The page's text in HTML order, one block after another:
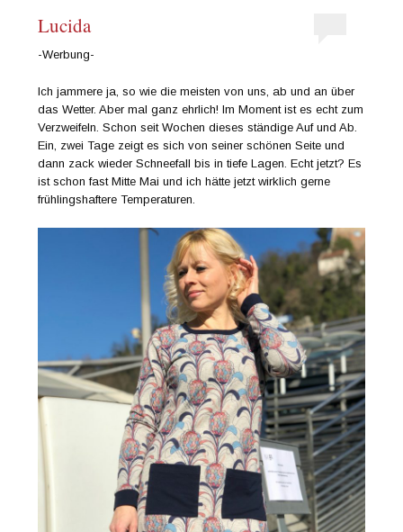
Lucida
-Werbung-
Ich jammere ja, so wie die meisten von uns, ab und an über
das Wetter. Aber mal ganz ehrlich! Im Moment ist es echt zum
Verzweifeln. Schon seit Wochen dieses ständige Auf und Ab.
Ein, zwei Tage zeigt es sich von seiner schönen Seite und
dann zack wieder Schneefall bis in tiefe Lagen. Echt jetzt? Es
ist schon fast Mitte Mai und ich hätte jetzt wirklich gerne
frühlingshaftere Temperaturen.